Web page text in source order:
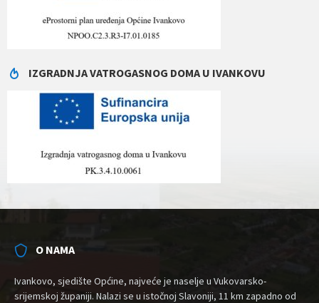
IZGRADNJA VATROGASNOG DOMA U IVANKOVU
O NAMA
Ivankovo, sjedište Općine, najveće je naselje u Vukovarsko-
srijemskoj županiji. Nalazi se u istočnoj Slavoniji, 11 km zapadno od